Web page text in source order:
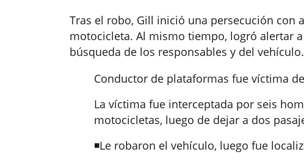
Tras el robo, Gill inició una persecución con
motocicleta. Al mismo tiempo, logró alertar
búsqueda de los responsables y del vehículo.
Conductor de plataformas fue víctima
La víctima fue interceptada por seis
motocicletas, luego de dejar a dos
◾️Le robaron el vehículo, luego fue